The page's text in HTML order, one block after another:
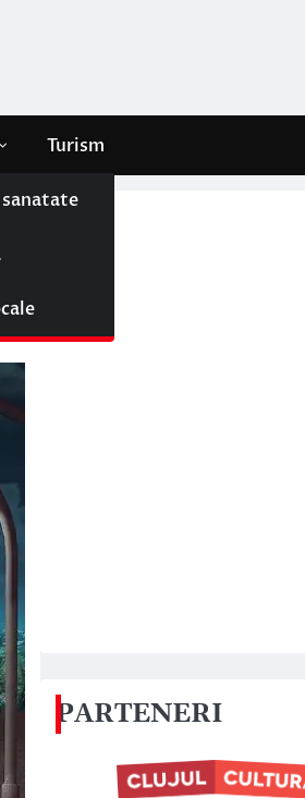
Turism
PARTENERI